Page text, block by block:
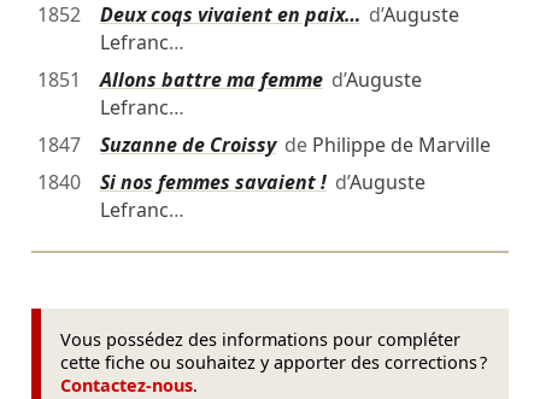
1852
Deux coqs vivaient en paix… d’Auguste
Lefranc…
1851
Allons battre ma femmed’Auguste
Lefranc…
1847
Suzanne de Croissyde Philippe de Marville
1840
Si nos femmes savaient !d’Auguste
Lefranc…
Vous possédez des informations pour compléter
cette fiche ou souhaitez y apporter des corrections ?
Contactez-nous.